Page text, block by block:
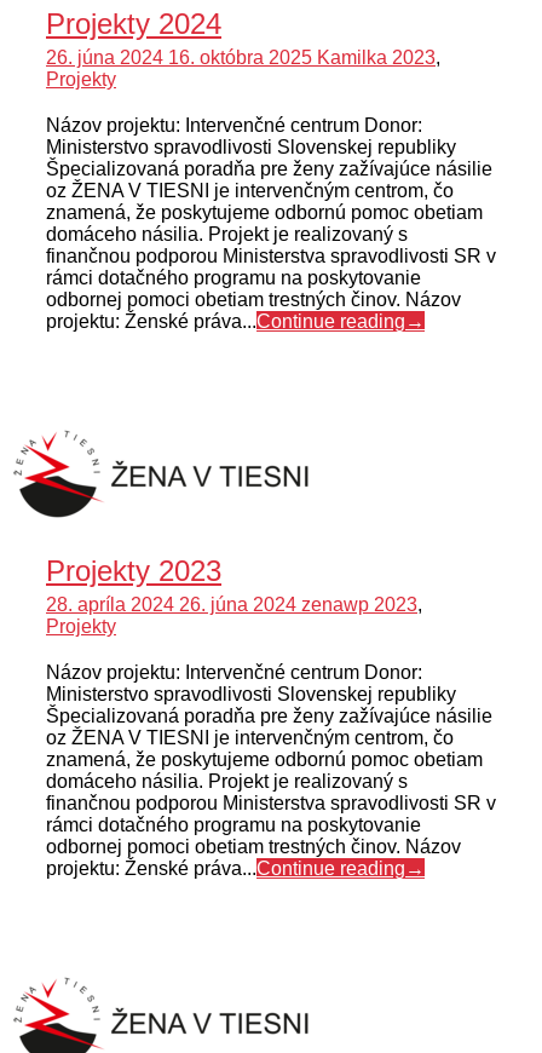
Projekty 2024
26. júna 2024 16. októbra 2025 Kamilka 2023,
Projekty
Názov projektu: Intervenčné centrum Donor:
Ministerstvo spravodlivosti Slovenskej republiky
Špecializovaná poradňa pre ženy zažívajúce násilie
oz ŽENA V TIESNI je intervenčným centrom, čo
znamená, že poskytujeme odbornú pomoc obetiam
domáceho násilia. Projekt je realizovaný s
finančnou podporou Ministerstva spravodlivosti SR v
rámci dotačného programu na poskytovanie
odbornej pomoci obetiam trestných činov. Názov
projektu: Ženské práva...Continue reading →
Projekty 2023
28. apríla 2024 26. júna 2024 zenawp 2023,
Projekty
Názov projektu: Intervenčné centrum Donor:
Ministerstvo spravodlivosti Slovenskej republiky
Špecializovaná poradňa pre ženy zažívajúce násilie
oz ŽENA V TIESNI je intervenčným centrom, čo
znamená, že poskytujeme odbornú pomoc obetiam
domáceho násilia. Projekt je realizovaný s
finančnou podporou Ministerstva spravodlivosti SR v
rámci dotačného programu na poskytovanie
odbornej pomoci obetiam trestných činov. Názov
projektu: Ženské práva...Continue reading →